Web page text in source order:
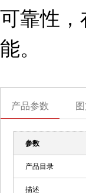
可靠性，
能。
产品参数
参数
产品目录
描述